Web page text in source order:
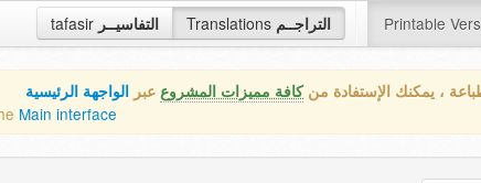
tafasir التفاسيــر Translations التراجــم Printable
، يمكنك الإستفادة منكافة مميزات المشروع عبر الواجهة الرئيسية
Main interface